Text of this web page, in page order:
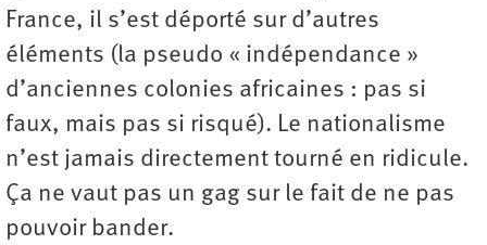
France, il s’est déporté sur d’autres
éléments (la pseudo « indépendance »
d’anciennes colonies africaines : pas si
faux, mais pas si risqué). Le nationalisme
n’est jamais directement tourné en ridicule.
Ça ne vaut pas un gag sur le fait de ne pas
pouvoir bander.